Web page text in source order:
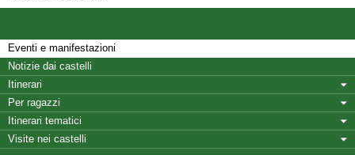
Eventi e manifestazioni
Notizie dai castelli
Itinerari
Per ragazzi
Itinerari tematici
Visite nei castelli